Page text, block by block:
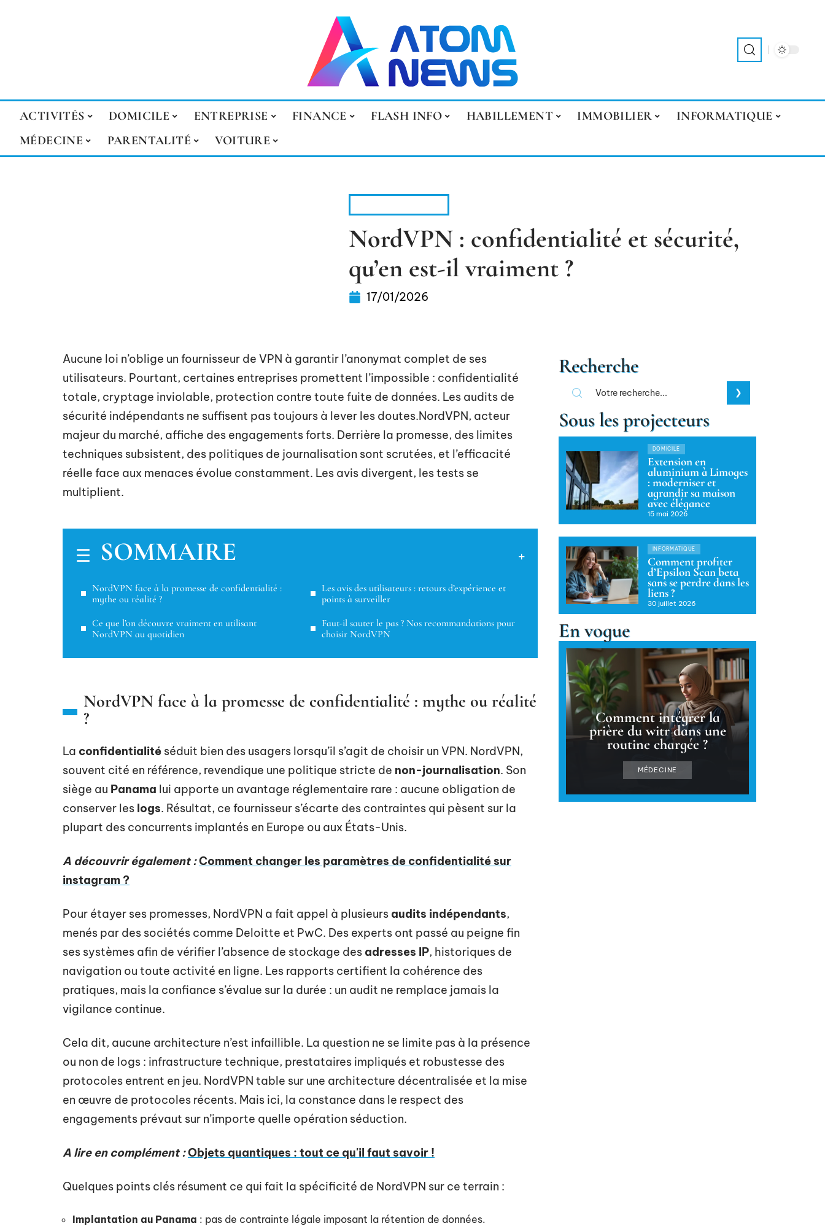
ACTIVITÉS DOMICILE ENTREPRISE FINANCE FLASH INFO HABILLEMENT IMMOBILIER
INFORMATIQUE
MÉDECINE
PARENTALITÉ VOITURE
NordVPN : confidentialité et sécurité,
qu’en est-il vraiment ?
17/01/2026
Aucune loi n’oblige un fournisseur de VPN à garantir l’anonymat complet de ses
utilisateurs. Pourtant, certaines entreprises promettent l’impossible : confidentialité
totale, cryptage inviolable, protection contre toute fuite de données. Les audits de
sécurité indépendants ne suffisent pas toujours à lever les doutes.NordVPN, acteur
majeur du marché, affiche des engagements forts. Derrière la promesse, des limites
techniques subsistent, des politiques de journalisation sont scrutées, et l’efficacité
réelle face aux menaces évolue constamment. Les avis divergent, les tests se
multiplient.
SOMMAIRE
NordVPN face à la promesse de confidentialité :
mythe ou réalité ?
Ce que l’on découvre vraiment en utilisant
NordVPN au quotidien
Les avis des utilisateurs : retours d’expérience et
points à surveiller
Faut-il sauter le pas ? Nos recommandations pour
choisir NordVPN
NordVPN face à la promesse de confidentialité : mythe ou réalité
?
La confidentialité séduit bien des usagers lorsqu’il s’agit de choisir un VPN. NordVPN,
souvent cité en référence, revendique une politique stricte de non-journalisation. Son
siège au Panama lui apporte un avantage réglementaire rare : aucune obligation de
conserver les logs. Résultat, ce fournisseur s’écarte des contraintes qui pèsent sur la
plupart des concurrents implantés en Europe ou aux États-Unis.
A découvrir également :Comment changer les paramètres de confidentialité sur
instagram ?
Pour étayer ses promesses, NordVPN a fait appel à plusieurs audits indépendants,
menés par des sociétés comme Deloitte et PwC. Des experts ont passé au peigne fin
ses systèmes afin de vérifier l’absence de stockage des adresses IP, historiques de
navigation ou toute activité en ligne. Les rapports certifient la cohérence des
pratiques, mais la confiance s’évalue sur la durée : un audit ne remplace jamais la
vigilance continue.
Cela dit, aucune architecture n’est infaillible. La question ne se limite pas à la présence
ou non de logs : infrastructure technique, prestataires impliqués et robustesse des
protocoles entrent en jeu. NordVPN table sur une architecture décentralisée et la mise
en œuvre de protocoles récents. Mais ici, la constance dans le respect des
engagements prévaut sur n’importe quelle opération séduction.
A lire en complément :Objets quantiques : tout ce qu'il faut savoir !
Quelques points clés résument ce qui fait la spécificité de NordVPN sur ce terrain :
Implantation au Panama : pas de contrainte légale imposant la rétention de données.
Recherche
Sous les projecteurs
DOMICILE
Extension en
aluminium à Limoges
: moderniser et
agrandir sa maison
avec élégance
15 mai 2026
INFORMATIQUE
Comment profiter
d’Epsilon Scan beta
sans se perdre dans les
liens ?
30 juillet 2026
En vogue
Comment intégrer la
prière du witr dans une
routine chargée ?
MÉDECINE